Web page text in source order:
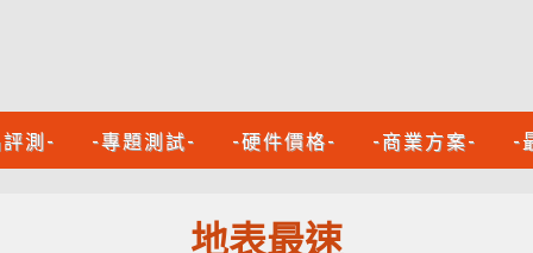
測- -專題測試- -硬件價格- -商業方案- -
地表最速